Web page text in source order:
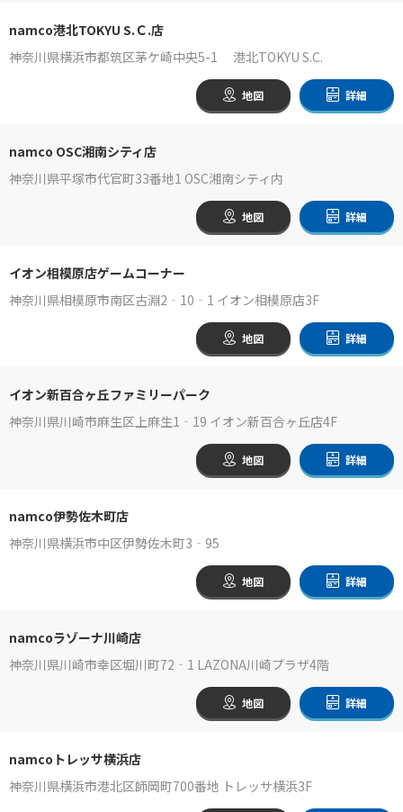
namco港北TOKYU S.Ｃ.店
神奈川県横浜市都筑区茅ケ崎中央5-1 港北TOKYU S.C.
地図 詳細
namco OSC湘南シティ店
神奈川県平塚市代官町33番地1 OSC湘南シティ内
地図 詳細
イオン相模原店ゲームコーナー
神奈川県相模原市南区古淵2‐10‐1 イオン相模原店3F
地図 詳細
イオン新百合ヶ丘ファミリーパーク
神奈川県川崎市麻生区上麻生1‐19 イオン新百合ヶ丘店4F
地図 詳細
namco伊勢佐木町店
神奈川県横浜市中区伊勢佐木町3‐95
地図 詳細
namcoラゾーナ川崎店
神奈川県川崎市幸区堀川町72‐1 LAZONA川崎プラザ4階
地図 詳細
namcoトレッサ横浜店
神奈川県横浜市港北区師岡町700番地 トレッサ横浜3F